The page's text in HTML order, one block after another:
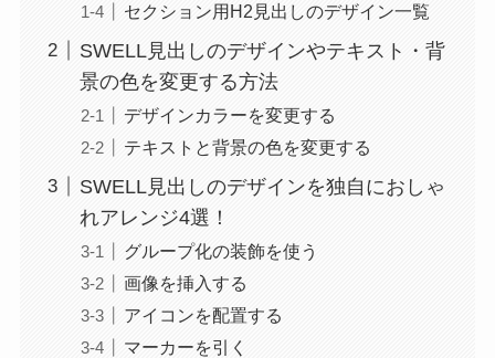
セクション用H2見出しのデザイン一覧
SWELL見出しのデザインやテキスト・背
景の色を変更する方法
デザインカラーを変更する
テキストと背景の色を変更する
SWELL見出しのデザインを独自におしゃ
れアレンジ4選！
グループ化の装飾を使う
画像を挿入する
アイコンを配置する
マーカーを引く